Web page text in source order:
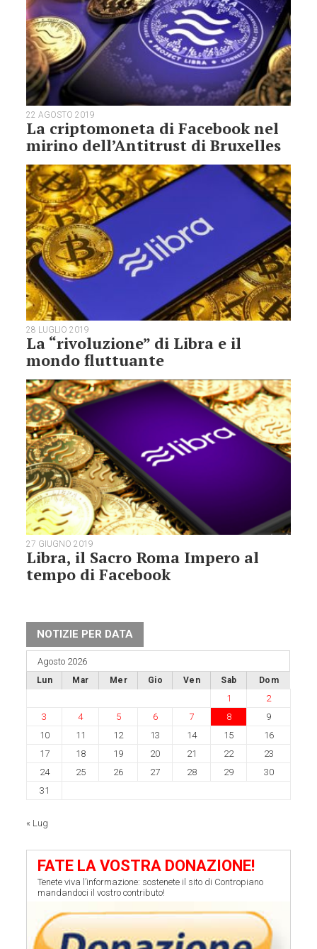
22 AGOSTO 2019
La criptomoneta di Facebook nel
mirino dell’Antitrust di Bruxelles
28 LUGLIO 2019
La “rivoluzione” di Libra e il
mondo fluttuante
27 GIUGNO 2019
Libra, il Sacro Roma Impero al
tempo di Facebook
NOTIZIE PER DATA
Agosto 2026
Lun Mar Mer Gio Ven Sab Dom
1
2
3
4 5 6 7 8
9
10
11 12 13 14 15
16
17
18 19 20 21 22
23
24
25 26 27 28 29
30
31
« Lug
FATE LA VOSTRA DONAZIONE!
Tenete viva l’informazione: sostenete il sito di Contropiano
mandandoci il vostro contributo!